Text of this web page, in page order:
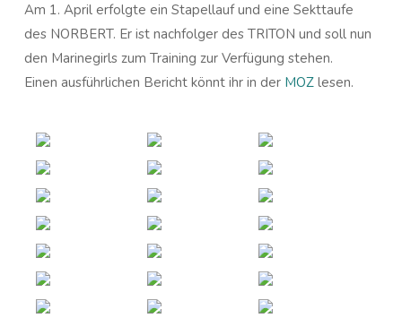
Am 1. April erfolgte ein Stapellauf und eine Sekttaufe
des NORBERT. Er ist nachfolger des TRITON und soll nun
den Marinegirls zum Training zur Verfügung stehen.
Einen ausführlichen Bericht könnt ihr in der MOZ lesen.